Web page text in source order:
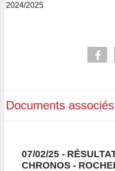
2024/2025
Documents associés
07/02/25 -
CHRONOS -